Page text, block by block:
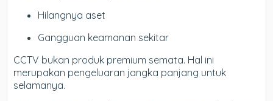
Hilangnya aset
Gangguan keamanan sekitar
CCTV bukan produk premium semata. Hal ini
merupakan pengeluaran jangka panjang untuk
selamanya.